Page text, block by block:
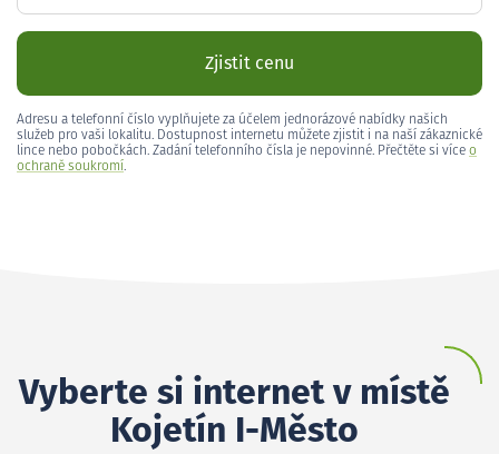
Zjistit cenu
Adresu a telefonní číslo vyplňujete za účelem jednorázové nabídky našich
služeb pro vaši lokalitu. Dostupnost internetu můžete zjistit i na naší zákaznické
lince nebo pobočkách. Zadání telefonního čísla je nepovinné. Přečtěte si více o
ochraně soukromí.
Vyberte si internet v místě
Kojetín I-Město